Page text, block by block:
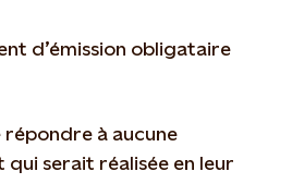
d’émission obligataire
à aucune
serait réalisée en leur